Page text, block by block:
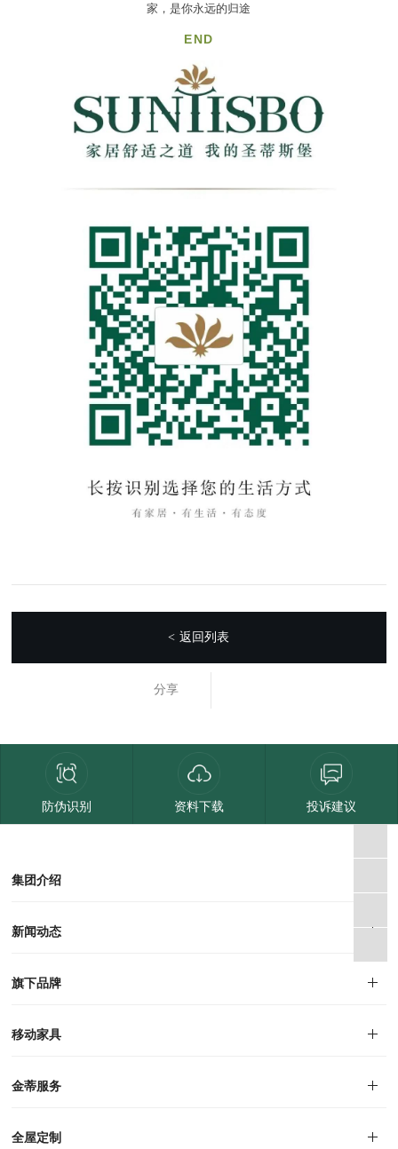
家，是你永远的归途
END
< 返回列表
分享
防伪识别 资料下载 投诉建议
集团介绍
集团介绍
企业文化
人才招聘
商学院
VR全景展厅
董事长介绍
新闻动态
旗下品牌
品牌文化
荣誉资质
产品专利
电子画册
移动家具
迪尚
西瑞
洛斯
里奥
洛卡
美舍
新古典
纯美
金蒂服务
售后服务
防伪识别
投诉建议
全屋定制